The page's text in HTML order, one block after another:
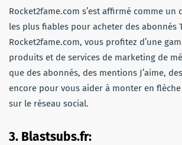
Rocket2fame.com s’est affirmé comme un
les plus fiables pour acheter des abonnés
Rocket2fame.com, vous profitez d’une
produits et de services de marketing de
que des abonnés, des mentions J’aime,
encore pour vous aider à monter en
sur le réseau social.
3. Blastsubs.fr: